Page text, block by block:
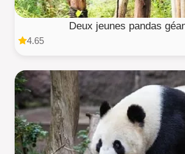
Deux jeunes pandas
4.65